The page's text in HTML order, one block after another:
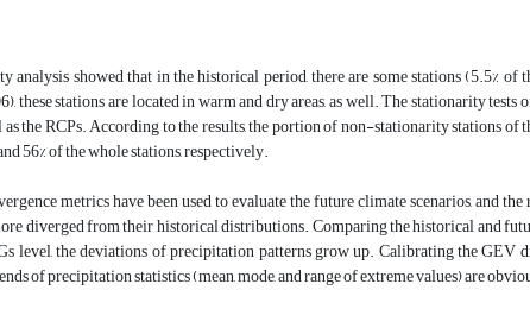
analysis showed that in the historical period, there are some stations (5.5%
these stations are located in warm and dry areas, as well. The stationarity
as the RCPs. According to the results, the portion of non-stationarity stations of
56% of the whole stations, respectively.
metrics have been used to evaluate the future climate scenarios, and
diverged from their historical distributions. Comparing the historical and
level, the deviations of precipitation patterns grow up. Calibrating the
of precipitation statistics (mean, mode, and range of extreme values) are